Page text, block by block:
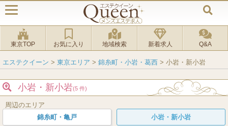
東京TOP お気に入り 地域検索 新着求人 Q&A
エステクイーン > 東京エリア > 錦糸町・小岩・葛西 > 小岩・新小岩
小岩・新小岩(5 件)
周辺のエリア
錦糸町・亀戸
小岩・新小岩